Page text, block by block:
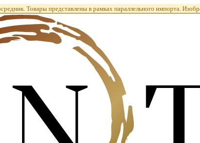
Товары представлены в рамках параллельного импорта.